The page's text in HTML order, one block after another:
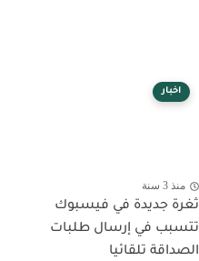
اخبار
منذ 3 سنة
ثغرة جديدة في فيسبوك
تتسبب في إرسال طلبات
الصداقة تلقائيا